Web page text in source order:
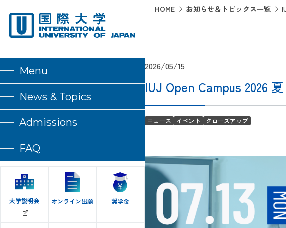
Menu
News & Topics
Admissions
FAQ
大学説明会 オンライン出願 奨学金
HOME お知らせ＆トピックス一覧
2026/05/15
IUJ Open Campus 2026
ニュース イベント クローズアップ